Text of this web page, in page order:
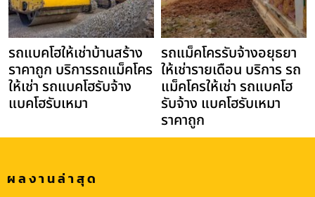
รถแบคโฮให้เช่าบ้านสร้าง
ราคาถูก บริการรถแม็คโคร
ให้เช่า รถแบคโฮรับจ้าง
แบคโฮรับเหมา
รถแม็คโครรับจ้างอยุธยา
ให้เช่ารายเดือน บริการ รถ
แม็คโครให้เช่า รถแบคโฮ
รับจ้าง แบคโฮรับเหมา
ราคาถูก
ผลงานล่าสุด